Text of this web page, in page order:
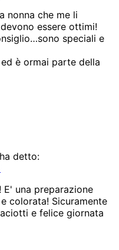
nonna che me li
essere ottimi!
speciali e
è ormai parte della
ha detto:
E' una preparazione
colorata! Sicuramente
e felice giornata